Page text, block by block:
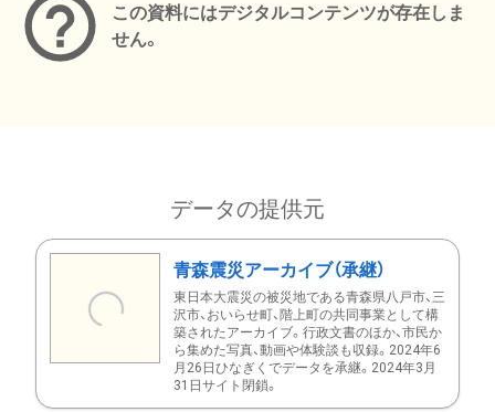
この資料にはデジタルコンテンツが存在しま
せん。
データの提供元
青森震災アーカイブ（承継）
東日本大震災の被災地である青森県八戸市、三
沢市、おいらせ町、階上町の共同事業として構
築されたアーカイブ。行政文書のほか、市民か
ら集めた写真、動画や体験談も収録。2024年6
月26日ひなぎくでデータを承継。2024年3月
31日サイト閉鎖。